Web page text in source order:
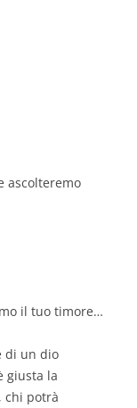
ascolteremo
il tuo timore…
di un dio
giusta la
chi potrà